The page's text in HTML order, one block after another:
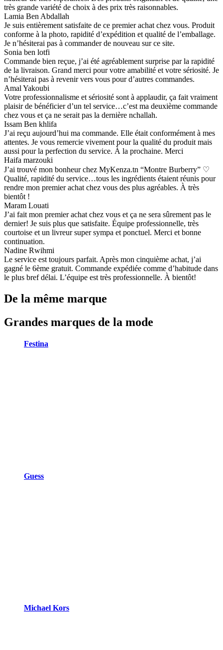
très grande variété de choix à des prix très raisonnables.
Lamia Ben Abdallah
Je suis entièrement satisfaite de ce premier achat chez vous. Produit
conforme à la photo, rapidité d’expédition et qualité de l’emballage.
Je n’hésiterai pas à commander de nouveau sur ce site.
Sonia ben lotfi
Commande bien reçue, j’ai été agréablement surprise par la rapidité
de la livraison. Grand merci pour votre amabilité et votre sériosité. Je
n’hésiterai pas à revenir vers vous pour d’autres commandes.
Amal Yakoubi
Votre professionnalisme et sériosité sont à applaudir, ça fait vraiment
plaisir de bénéficier d’un tel service…c’est ma deuxième commande
chez vous et ça ne serait pas la dernière nchallah.
Issam Ben khlifa
J’ai reçu aujourd’hui ma commande. Elle était conformément à mes
attentes. Je vous remercie vivement pour la qualité du produit mais
aussi pour la perfection du service. À la prochaine. Merci
Haifa marzouki
J’ai trouvé mon bonheur chez MyKenza.tn “Montre Burberry” ♡
Qualité, rapidité du service…tous les ingrédients étaient réunis pour
rendre mon premier achat chez vous des plus agréables. À très
bientôt !
Maram Louati
J’ai fait mon premier achat chez vous et ça ne sera sûrement pas le
dernier! Je suis plus que satisfaite. Équipe professionnelle, très
courtoise et un livreur super sympa et ponctuel. Merci et bonne
continuation.
Nadine Rwihmi
Le service est toujours parfait. Après mon cinquième achat, j’ai
gagné le 6ème gratuit. Commande expédiée comme d’habitude dans
le plus bref délai. L’équipe est très professionnelle. À bientôt!
De la même marque
Grandes marques de la mode
Festina
Guess
Michael Kors